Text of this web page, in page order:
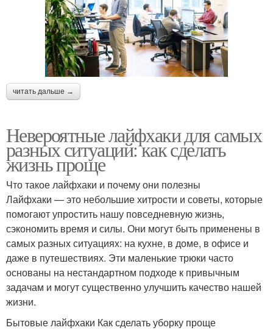
читать дальше →
Невероятные лайфхаки для самых
разных ситуаций: как сделать
жизнь проще
Что такое лайфхаки и почему они полезны
Лайфхаки — это небольшие хитрости и советы, которые
помогают упростить нашу повседневную жизнь,
сэкономить время и силы. Они могут быть применены в
самых разных ситуациях: на кухне, в доме, в офисе и
даже в путешествиях. Эти маленькие трюки часто
основаны на нестандартном подходе к привычным
задачам и могут существенно улучшить качество нашей
жизни.
Бытовые лайфхаки Как сделать уборку проще